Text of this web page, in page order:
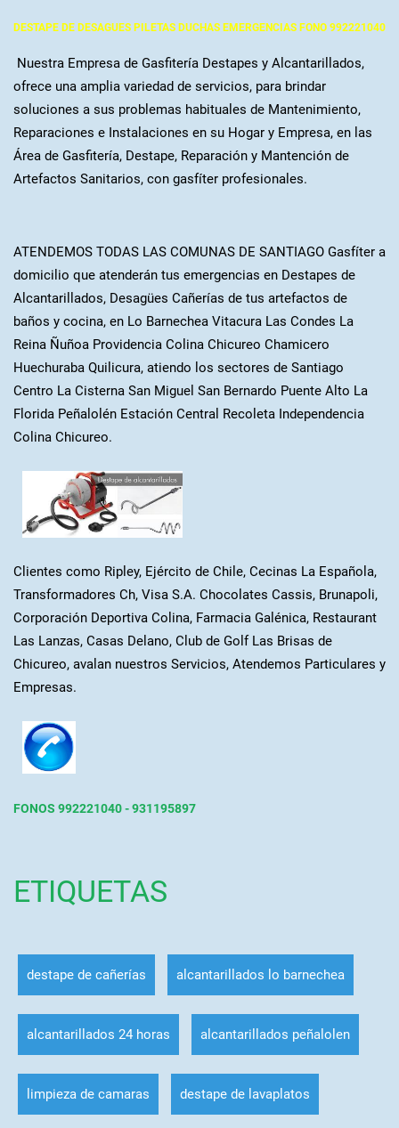
DESTAPE DE DESAGUES PILETAS DUCHAS EMERGENCIAS FONO 992221040
Nuestra Empresa de Gasfitería Destapes y Alcantarillados,
ofrece una amplia variedad de servicios, para brindar
soluciones a sus problemas habituales de Mantenimiento,
Reparaciones e Instalaciones en su Hogar y Empresa, en las
Área de Gasfitería, Destape, Reparación y Mantención de
Artefactos Sanitarios, con gasfíter profesionales.
ATENDEMOS TODAS LAS COMUNAS DE SANTIAGO Gasfíter a
domicilio que atenderán tus emergencias en Destapes de
Alcantarillados, Desagües Cañerías de tus artefactos de
baños y cocina, en Lo Barnechea Vitacura Las Condes La
Reina Ñuñoa Providencia Colina Chicureo Chamicero
Huechuraba Quilicura, atiendo los sectores de Santiago
Centro La Cisterna San Miguel San Bernardo Puente Alto La
Florida Peñalolén Estación Central Recoleta Independencia
Colina Chicureo.
Clientes como Ripley, Ejército de Chile, Cecinas La Española,
Transformadores Ch, Visa S.A. Chocolates Cassis, Brunapoli,
Corporación Deportiva Colina, Farmacia Galénica, Restaurant
Las Lanzas, Casas Delano, Club de Golf Las Brisas de
Chicureo, avalan nuestros Servicios, Atendemos Particulares y
Empresas.
FONOS 992221040 - 931195897
ETIQUETAS
destape de cañerías alcantarillados lo barnechea
alcantarillados 24 horas alcantarillados peñalolen
limpieza de camaras destape de lavaplatos